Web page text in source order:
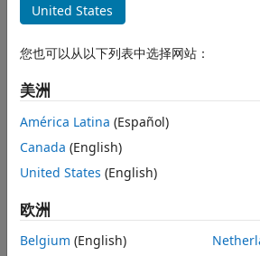
United States
您也可以从以下列表中选择网站：
美洲
América Latina (Español)
Canada (English)
United States (English)
欧洲
Belgium (English)